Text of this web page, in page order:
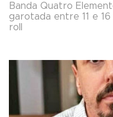
Banda Quatro
garotada entre 11 e
roll